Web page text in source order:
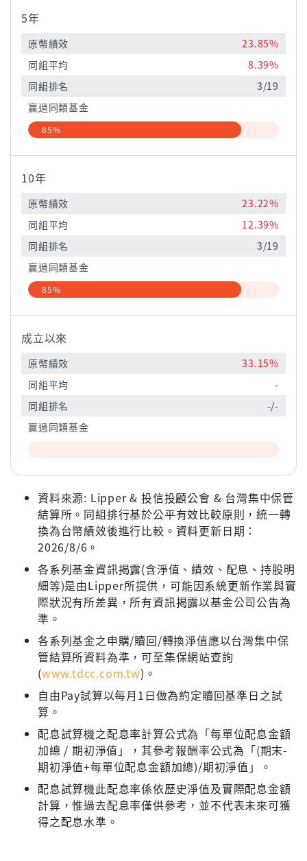
5年
原幣績效
23.85%
同組平均
8.39%
同組排名
3/19
贏過同類基金
85%
10年
原幣績效
23.22%
同組平均
12.39%
同組排名
3/19
贏過同類基金
85%
成立以來
原幣績效
33.15%
同組平均
-
同組排名
-/-
贏過同類基金
資料來源: Lipper & 投信投顧公會 & 台灣集中保管
結算所。同組排行基於公平有效比較原則，統一轉
換為台幣績效後進行比較。資料更新日期：
2026/8/6。
各系列基金資訊揭露(含淨值、績效、配息、持股明
細等)是由Lipper所提供，可能因系統更新作業與實
際狀況有所差異，所有資訊揭露以基金公司公告為
準。
各系列基金之申購/贖回/轉換淨值應以台灣集中保
管結算所資料為準，可至集保網站查詢
(www.tdcc.com.tw)。
自由Pay試算以每月1日做為約定贖回基準日之試
算。
配息試算機之配息率計算公式為「每單位配息金額
加總 / 期初淨值」，其參考報酬率公式為「(期末-
期初淨值+每單位配息金額加總)/期初淨值」。
配息試算機此配息率係依歷史淨值及實際配息金額
計算，惟過去配息率僅供參考，並不代表未來可獲
得之配息水準。